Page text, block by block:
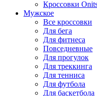
Кроссовки
Мужское
Все кроссовки
Для бега
Для фитнеса
Повседневные
Для прогулок
Для треккинга
Для тенниса
Для футбола
Для баскетбола